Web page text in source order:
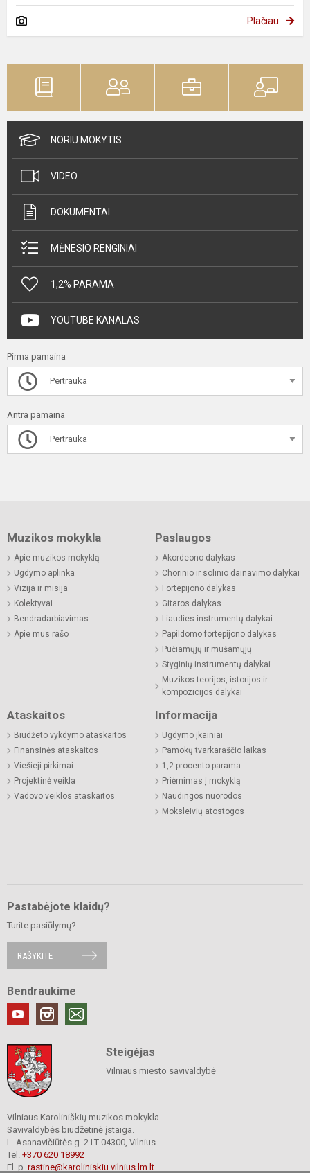
Plačiau
NORIU MOKYTIS
VIDEO
DOKUMENTAI
MĖNESIO RENGINIAI
1,2% PARAMA
YOUTUBE KANALAS
Pirma pamaina
Pertrauka
Antra pamaina
Pertrauka
Muzikos mokykla
Apie muzikos mokyklą
Ugdymo aplinka
Vizija ir misija
Kolektyvai
Bendradarbiavimas
Apie mus rašo
Paslaugos
Akordeono dalykas
Chorinio ir solinio dainavimo dalykai
Fortepijono dalykas
Gitaros dalykas
Liaudies instrumentų dalykai
Papildomo fortepijono dalykas
Pučiamųjų ir mušamųjų
Styginių instrumentų dalykai
Muzikos teorijos, istorijos ir
kompozicijos dalykai
Ataskaitos
Biudžeto vykdymo ataskaitos
Finansinės ataskaitos
Viešieji pirkimai
Projektinė veikla
Vadovo veiklos ataskaitos
Informacija
Ugdymo įkainiai
Pamokų tvarkaraščio laikas
1,2 procento parama
Priėmimas į mokyklą
Naudingos nuorodos
Moksleivių atostogos
Pastabėjote klaidų?
Turite pasiūlymų?
RAŠYKITE
Bendraukime
Steigėjas
Vilniaus miesto savivaldybė
Vilniaus Karoliniškių muzikos mokykla
Savivaldybės biudžetinė įstaiga.
L. Asanavičiūtės g. 2 LT-04300, Vilnius
Tel. +370 620 18992
El. p. rastine@karoliniskiu.vilnius.lm.lt